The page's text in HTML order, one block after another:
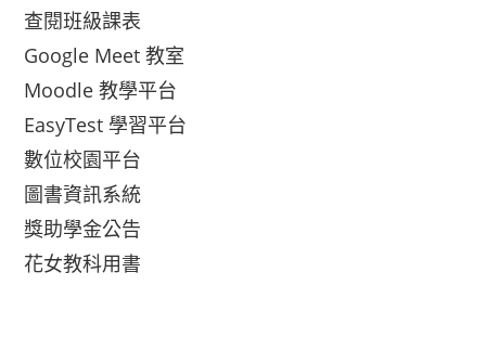
查閱班級課表
Google Meet 教室
Moodle 教學平台
EasyTest 學習平台
數位校園平台
圖書資訊系統
獎助學金公告
花女教科用書